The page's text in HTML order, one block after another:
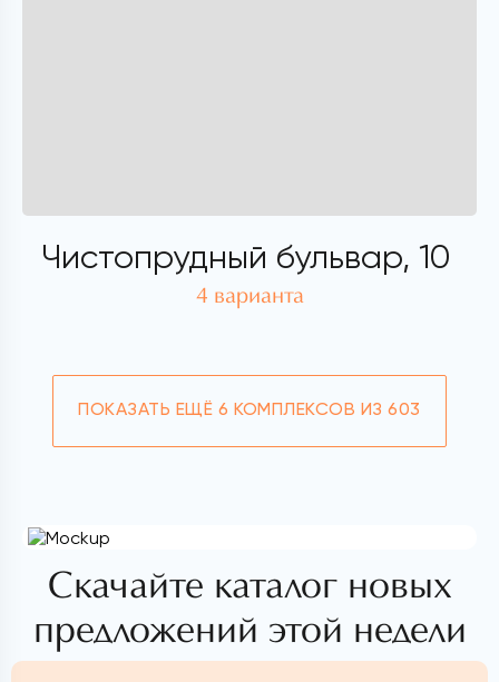
Чистопрудный бульвар, 10
4 варианта
ПОКАЗАТЬ ЕЩЁ 6 КОМПЛЕКСОВ ИЗ 603
Скачайте каталог новых
предложений этой недели